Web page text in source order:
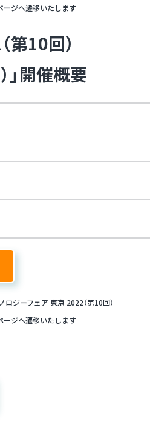
ージへ遷移いたします
第10回）
」開催概要
ジーフェア 東京 2022（第10回）
ージへ遷移いたします